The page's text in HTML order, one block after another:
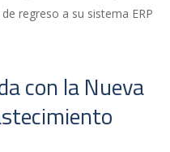
regreso a su sistema ERP
con la Nueva